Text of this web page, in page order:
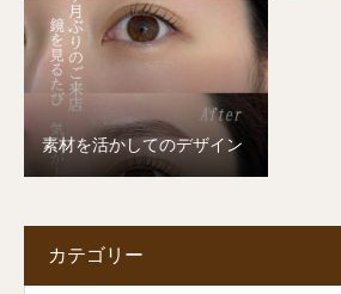
素材を活かしてのデザイン
カテゴリー